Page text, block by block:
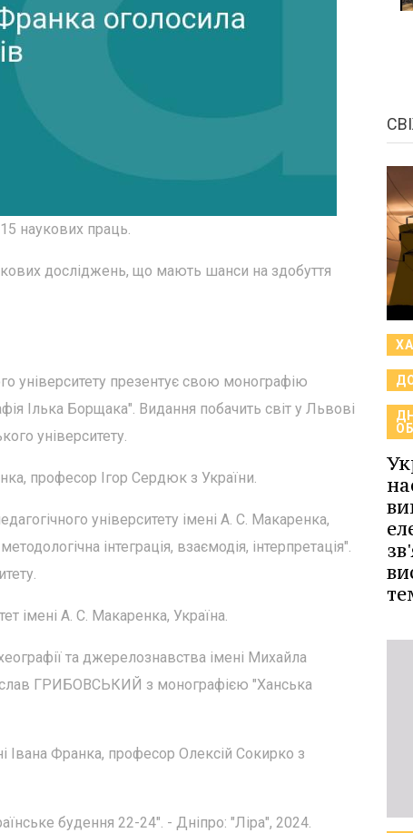
наукових праць.
досліджень, що мають шанси на здобуття
університету презентує свою монографію
Ілька Борщака". Видання побачить світ у Львові
університету.
професор Ігор Сердюк з України.
університету імені А. С. Макаренка,
інтеграція, взаємодія, інтерпретація".
імені А. С. Макаренка, Україна.
та джерелознавства імені Михайла
ГРИБОВСЬКИЙ з монографією "Ханська
Франка, професор Олексій Сокирко з
будення 22-24". - Дніпро: "Ліра", 2024.